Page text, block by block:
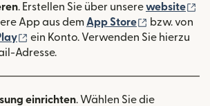
. Erstellen Sie über unserewebsite
App aus dem App Store (wird in
bzw. von
(wird in einem neuen Fenster
ein Konto. Verwenden Sie hierzu
Adresse.
einrichten. Wählen Sie die